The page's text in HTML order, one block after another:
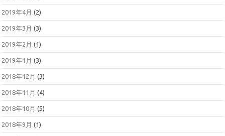
2019年4月 (2)
2019年3月 (3)
2019年2月 (1)
2019年1月 (3)
2018年12月 (3)
2018年11月 (4)
2018年10月 (5)
2018年9月 (1)